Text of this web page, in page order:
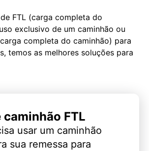
FTL (carga completa do
exclusivo de um caminhão ou
completa do caminhão) para
temos as melhores soluções para
caminhão FTL
usar um caminhão
sua remessa para